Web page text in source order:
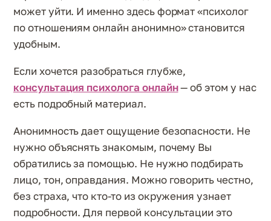
может уйти. И именно здесь формат «психолог
по отношениям онлайн анонимно» становится
удобным.
Если хочется разобраться глубже,
консультация психолога онлайн— об этом у нас
есть подробный материал.
Анонимность дает ощущение безопасности. Не
нужно объяснять знакомым, почему Вы
обратились за помощью. Не нужно подбирать
лицо, тон, оправдания. Можно говорить честно,
без страха, что кто-то из окружения узнает
подробности. Для первой консультации это